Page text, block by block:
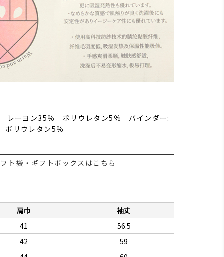
レーヨン35％ ポリウレタン5％ バインダー:
リウレタン5％
ト袋・ギフトボックスはこちら
肩巾
袖丈
41
56.5
42
59